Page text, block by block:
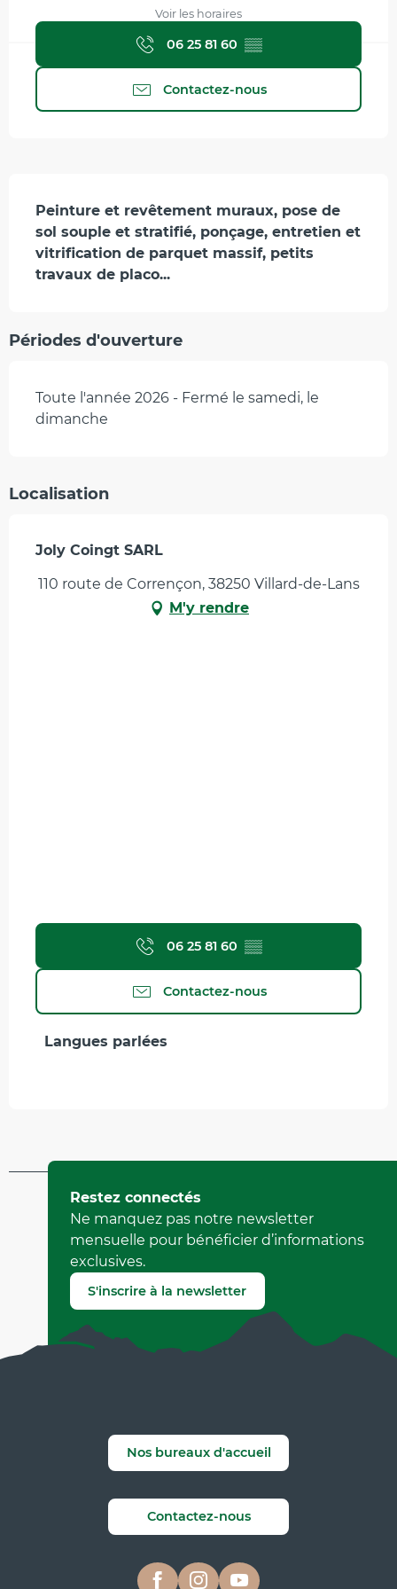
Voir les horaires
06 25 81 60 ▒▒
Contactez-nous
Description
Peinture et revêtement muraux, pose de
sol souple et stratifié, ponçage, entretien et
vitrification de parquet massif, petits
travaux de placo...
Périodes d'ouverture
Toute l'année 2026 - Fermé le samedi, le
dimanche
Localisation
Joly Coingt SARL
110 route de Corrençon, 38250 Villard-de-Lans
M'y rendre
06 25 81 60 ▒▒
Contactez-nous
Langues parlées
Langues parlées
Mis à jour le 26 mai 2023 à 17:22
par Office Municipal de Tourisme de Villard-de-Lans
(Identifiant de l'offre : 6541437)
Signaler une erreur
Restez connectés
Ne manquez pas notre newsletter
mensuelle pour bénéficier d’informations
exclusives.
S'inscrire à la newsletter
Nos bureaux d'accueil
Contactez-nous